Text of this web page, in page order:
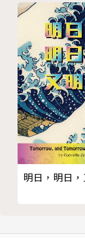
29 布魯塞爾
30 「撇在後
31 約瑟．席
32 約瑟開溜
33 克羅雷小
34 詹姆士．
35 孀婦兼寡母
36 沒有收入的
37 續上篇
38 小家庭
39 嘲諷
明日，明日